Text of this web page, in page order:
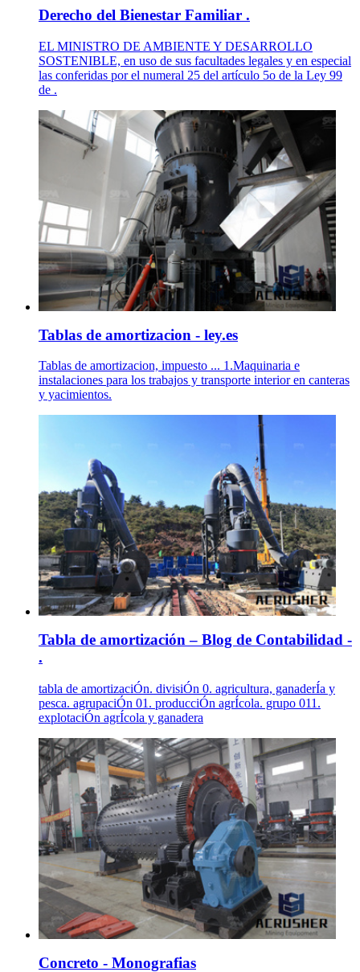
Derecho del Bienestar Familiar .
EL MINISTRO DE AMBIENTE Y DESARROLLO
SOSTENIBLE, en uso de sus facultades legales y en especial
las conferidas por el numeral 25 del artículo 5o de la Ley 99
de .
Tablas de amortizacion - ley.es
Tablas de amortizacion, impuesto ... 1.Maquinaria e
instalaciones para los trabajos y transporte interior en canteras
y yacimientos.
Tabla de amortización – Blog de Contabilidad -
.
tabla de amortizaciÓn. divisiÓn 0. agricultura, ganaderÍa y
pesca. agrupaciÓn 01. producciÓn agrÍcola. grupo 011.
explotaciÓn agrÍcola y ganadera
Concreto - Monografias